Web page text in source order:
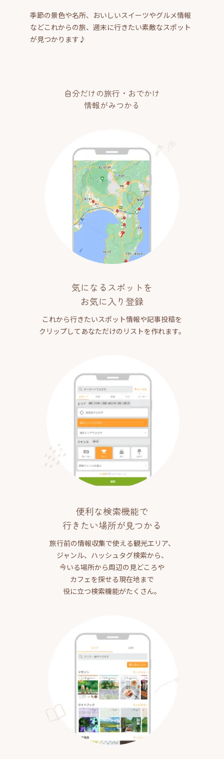
季節の景色や名所、おいしいスイーツやグルメ情報
などこれからの旅、週末に行きたい素敵なスポット
が見つかります♪
自分だけの旅行・おでかけ
情報がみつかる
気になるスポットを
お気に入り登録
これから行きたいスポット情報や記事投稿を
クリップしてあなただけのリストを作れます。
便利な検索機能で
行きたい場所が見つかる
旅行前の情報収集で使える観光エリア、
ジャンル、ハッシュタグ検索から、
今いる場所から周辺の見どころや
カフェを探せる現在地まで
役に立つ検索機能がたくさん。